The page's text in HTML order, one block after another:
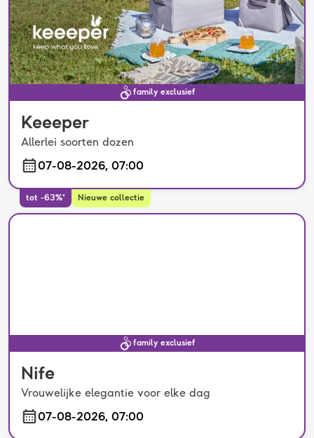
family exclusief
Keeeper
Allerlei soorten dozen
07-08-2026, 07:00
tot -63%* Nieuwe collectie
family exclusief
Nife
Vrouwelijke elegantie voor elke dag
07-08-2026, 07:00